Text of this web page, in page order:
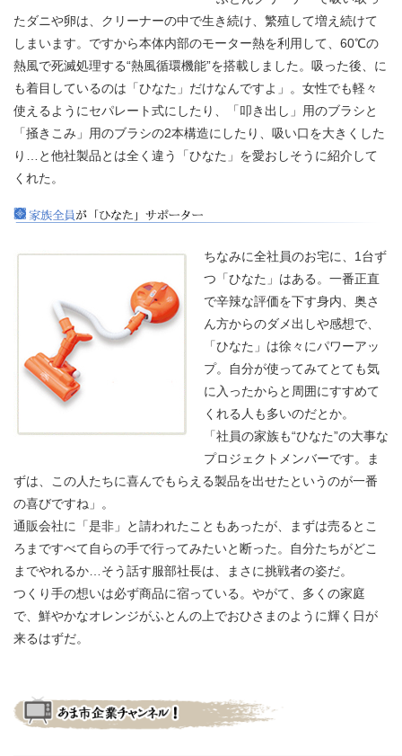
たダニや卵は、クリーナーの中で生き続け、繁殖して増え続けて
しまいます。ですから本体内部のモーター熱を利用して、60℃の
熱風で死滅処理する“熱風循環機能”を搭載しました。吸った後、に
も着目しているのは「ひなた」だけなんですよ」。女性でも軽々
使えるようにセパレート式にしたり、「叩き出し」用のブラシと
「掻きこみ」用のブラシの2本構造にしたり、吸い口を大きくした
り…と他社製品とは全く違う「ひなた」を愛おしそうに紹介して
くれた。
ちなみに全社員のお宅に、1台ず
つ「ひなた」はある。一番正直
で辛辣な評価を下す身内、奥さ
ん方からのダメ出しや感想で、
「ひなた」は徐々にパワーアッ
プ。自分が使ってみてとても気
に入ったからと周囲にすすめて
くれる人も多いのだとか。
「社員の家族も“ひなた”の大事な
プロジェクトメンバーです。ま
ずは、この人たちに喜んでもらえる製品を出せたというのが一番
の喜びですね」。
通販会社に「是非」と請われたこともあったが、まずは売るとこ
ろまですべて自らの手で行ってみたいと断った。自分たちがどこ
までやれるか…そう話す服部社長は、まさに挑戦者の姿だ。
つくり手の想いは必ず商品に宿っている。やがて、多くの家庭
で、鮮やかなオレンジがふとんの上でおひさまのように輝く日が
来るはずだ。